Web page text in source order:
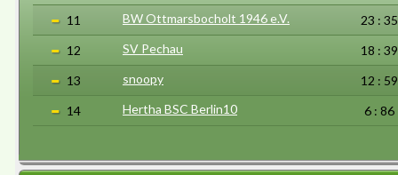
11
BW Ottmarsbocholt 1946 e.V.
23 : 35
12
SV Pechau
18 : 39
13
snoopy
12 : 59
14
Hertha BSC Berlin10 6 : 86